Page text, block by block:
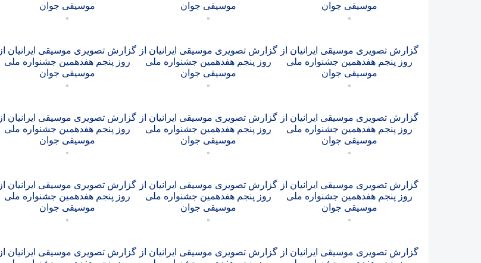
موسیقی جوان
موسیقی جوان
موسیقی جوان
گزارش تصویری موسیقی ایرانیان از
روز پنجم هفدهمین جشنواره ملی
موسیقی جوان
گزارش تصویری موسیقی ایرانیان از
روز پنجم هفدهمین جشنواره ملی
موسیقی جوان
گزارش تصویری موسیقی ایرانیان از
روز پنجم هفدهمین جشنواره ملی
موسیقی جوان
گزارش تصویری موسیقی ایرانیان از
روز پنجم هفدهمین جشنواره ملی
موسیقی جوان
گزارش تصویری موسیقی ایرانیان از
روز پنجم هفدهمین جشنواره ملی
موسیقی جوان
گزارش تصویری موسیقی ایرانیان از
روز پنجم هفدهمین جشنواره ملی
موسیقی جوان
گزارش تصویری موسیقی ایرانیان از
روز پنجم هفدهمین جشنواره ملی
موسیقی جوان
گزارش تصویری موسیقی ایرانیان از
روز پنجم هفدهمین جشنواره ملی
موسیقی جوان
گزارش تصویری موسیقی ایرانیان از
روز پنجم هفدهمین جشنواره ملی
موسیقی جوان
گزارش تصویری موسیقی ایرانیان از گزارش تصویری موسیقی ایرانیان از گزارش تصویری موسیقی ایرانیان از